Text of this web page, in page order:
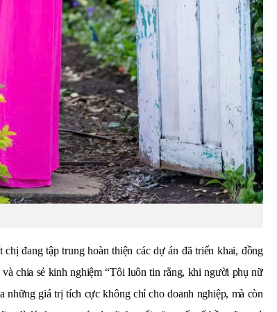
đang tập trung hoàn thiện các dự án đã triển khai, đồng
chia sẻ kinh nghiệm “Tôi luôn tin rằng, khi người phụ nữ
những giá trị tích cực không chỉ cho doanh nghiệp, mà còn